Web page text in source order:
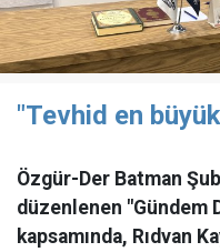
"Tevhid en
Özgür-Der Batman
düzenlenen "Gündem
kapsamında, Rıdvan